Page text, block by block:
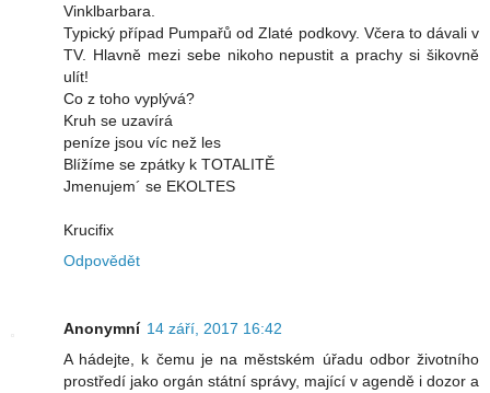
Vinklbarbara.
Typický případ Pumpařů od Zlaté podkovy. Včera to dávali v
TV. Hlavně mezi sebe nikoho nepustit a prachy si šikovně
ulít!
Co z toho vyplývá?
Kruh se uzavírá
peníze jsou víc než les
Blížíme se zpátky k TOTALITĚ
Jmenujem´ se EKOLTES
Krucifix
Odpovědět
Anonymní 14 září, 2017 16:42
A hádejte, k čemu je na městském úřadu odbor životního
prostředí jako orgán státní správy, mající v agendě i dozor a